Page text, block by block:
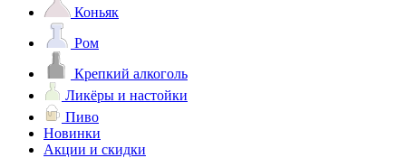
Коньяк
Ром
Крепкий алкоголь
Ликёры и настойки
Пиво
Новинки
Акции и скидки